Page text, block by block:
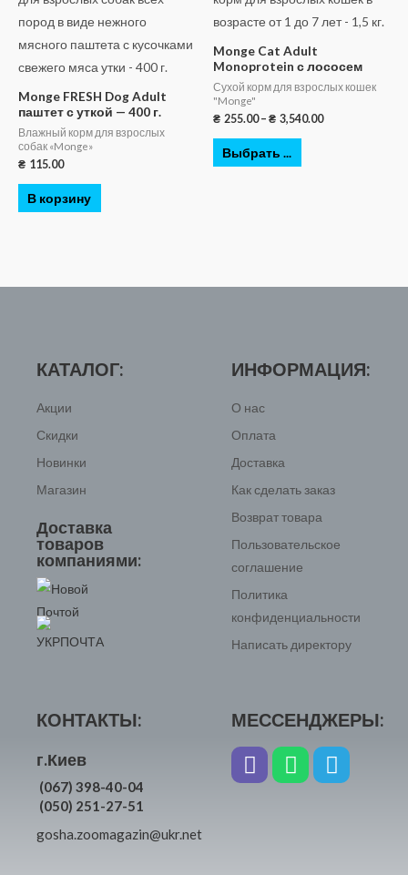
Monge FRESH Dog Adult
паштет с уткой — 400 г.
Влажный корм для взрослых
собак «Monge»
₴ 115.00
В корзину
Monge Cat Adult
Monoprotein с лососем
Сухой корм для взрослых кошек
"Monge"
₴ 255.00– ₴ 3,540.00
Выбрать ...
КАТАЛОГ:
Акции
Скидки
Новинки
Магазин
Доставка
товаров
компаниями:
ИНФОРМАЦИЯ:
О нас
Оплата
Доставка
Как сделать заказ
Возврат товара
Пользовательское
соглашение
Политика
конфиденциальности
Написать директору
КОНТАКТЫ:
г.Киев
(067) 398-40-04
(050) 251-27-51
gosha.zoomagazin@ukr.net
МЕССЕНДЖЕРЫ: